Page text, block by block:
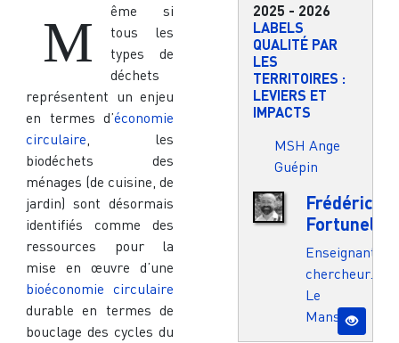
M
ême si
tous les
types de
déchets
représentent un enjeu
en termes d’économie
circulaire, les
biodéchets des
ménages (de cuisine, de
jardin) sont désormais
identifiés comme des
ressources pour la
mise en œuvre d’une
bioéconomie circulaire
durable en termes de
bouclage des cycles du
2025 - 2026
LABELS
QUALITÉ PAR
LES
TERRITOIRES :
LEVIERS ET
IMPACTS
MSH Ange
Guépin
Frédéric
Fortunel
Enseignant.e-
chercheur.e
Le
Mans